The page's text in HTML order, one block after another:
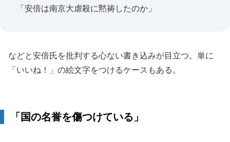
「安倍は南京大虐殺に黙祷したのか」
などと安倍氏を批判する心ない書き込みが目立つ。単に
「いいね！」の絵文字をつけるケースもある。
「国の名誉を傷つけている」